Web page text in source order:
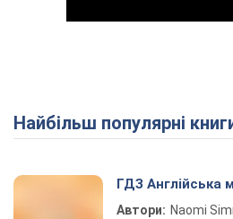
Найбільш популярні
ГДЗ Англійська
Автори: Naomi